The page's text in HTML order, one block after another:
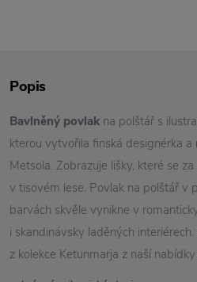
Popis
Bavlněný povlak na polštář s
kterou vytvořila finská designérka
Metsola. Zobrazuje lišky, které se
v tisovém lese. Povlak na polštář v
barvách skvěle vynikne v
i skandinávsky laděných
z kolekce Ketunmarja z naší